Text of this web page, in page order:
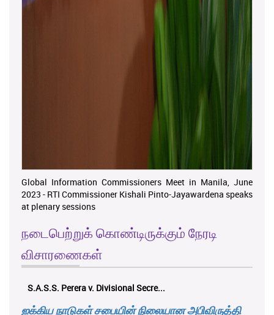
Global Information Commissioners Meet in Manila, June
2023 - RTI Commissioner Kishali Pinto-Jayawardena speaks
at plenary sessions
நடைபெற்றுக் கொண்டிருக்கும் நேரடி
விசாரணைகள்
K.M.D.S.K. Kulatunga v. Udunuwara P...
ஐக்கிய நாடுகள் சபையின் நிலையான அபிவிருத்தி